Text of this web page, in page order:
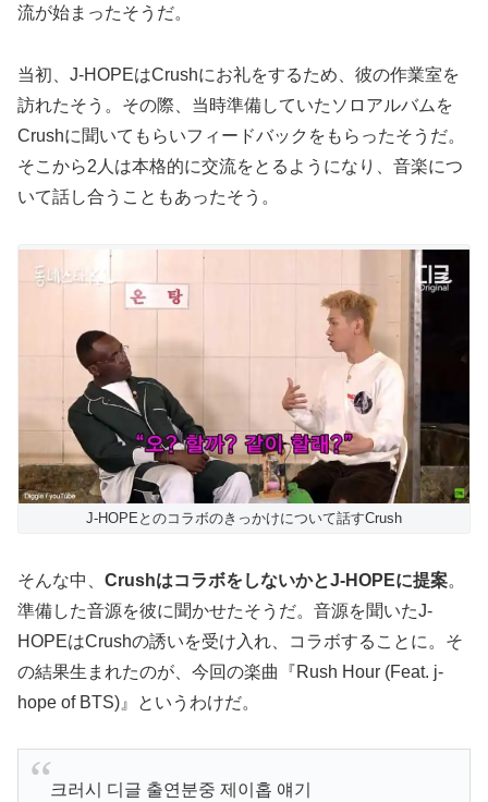
流が始まったそうだ。
当初、J-HOPEはCrushにお礼をするため、彼の作業室を
訪れたそう。その際、当時準備していたソロアルバムを
Crushに聞いてもらいフィードバックをもらったそうだ。
そこから2人は本格的に交流をとるようになり、音楽につ
いて話し合うこともあったそう。
J-HOPEとのコラボのきっかけについて話すCrush
そんな中、 CrushはコラボをしないかとJ-HOPEに提案。
準備した音源を彼に聞かせたそうだ。音源を聞いたJ-
HOPEはCrushの誘いを受け入れ、コラボすることに。そ
の結果生まれたのが、今回の楽曲『Rush Hour (Feat. j-
hope of BTS)』というわけだ。
크러시 디글 출연분중 제이홉 얘기